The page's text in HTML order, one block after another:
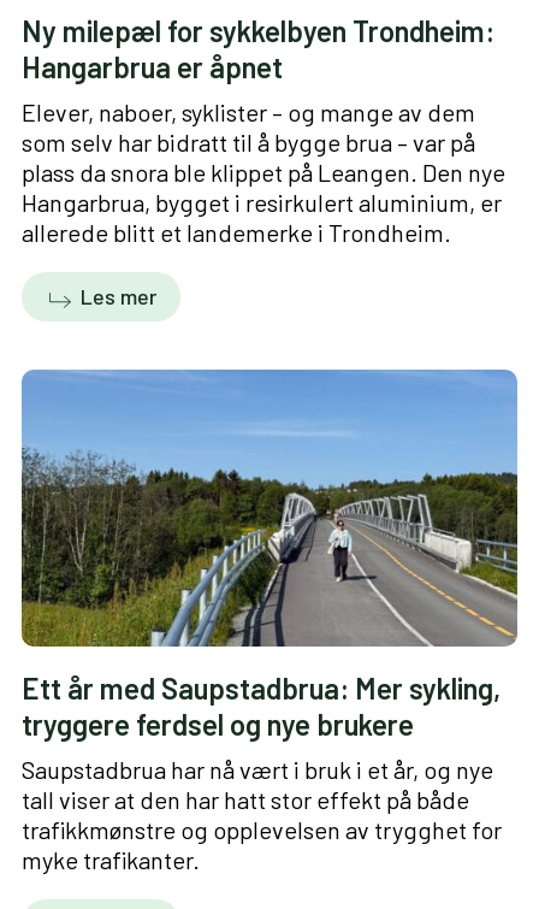
Ny milepæl for sykkelbyen Trondheim:
Hangarbrua er åpnet
Elever, naboer, syklister – og mange av dem
som selv har bidratt til å bygge brua – var på
plass da snora ble klippet på Leangen. Den nye
Hangarbrua, bygget i resirkulert aluminium, er
allerede blitt et landemerke i Trondheim.
Les mer
Ett år med Saupstadbrua: Mer sykling,
tryggere ferdsel og nye brukere
Saupstadbrua har nå vært i bruk i et år, og nye
tall viser at den har hatt stor effekt på både
trafikkmønstre og opplevelsen av trygghet for
myke trafikanter.